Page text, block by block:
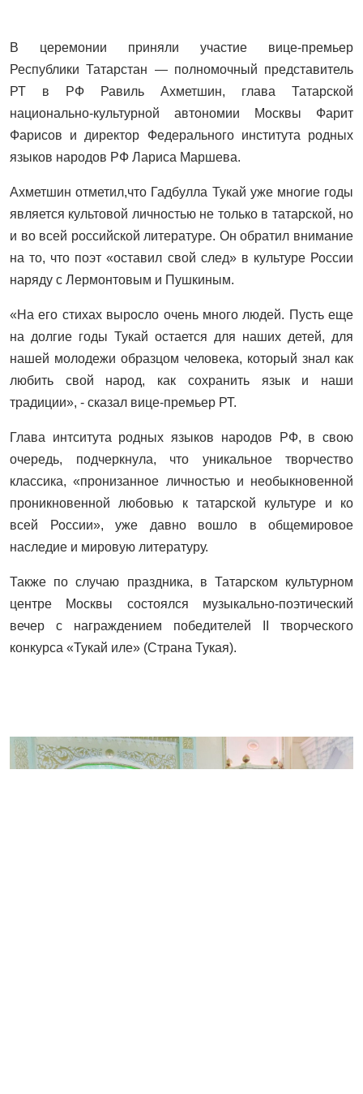
В церемонии приняли участие вице-премьер
Республики Татарстан — полномочный представитель
РТ в РФ Равиль Ахметшин, глава Татарской
национально-культурной автономии Москвы Фарит
Фарисов и директор Федерального института родных
языков народов РФ Лариса Маршева.
Ахметшин отметил,что Гадбулла Тукай уже многие годы
является культовой личностью не только в татарской, но
и во всей российской литературе. Он обратил внимание
на то, что поэт «оставил свой след» в культуре России
наряду с Лермонтовым и Пушкиным.
«На его стихах выросло очень много людей. Пусть еще
на долгие годы Тукай остается для наших детей, для
нашей молодежи образцом человека, который знал как
любить свой народ, как сохранить язык и наши
традиции», - сказал вице-премьер РТ.
Глава интситута родных языков народов РФ, в свою
очередь, подчеркнула, что уникальное творчество
классика, «пронизанное личностью и необыкновенной
проникновенной любовью к татарской культуре и ко
всей России», уже давно вошло в общемировое
наследие и мировую литературу.
Также по случаю праздника, в Татарском культурном
центре Москвы состоялся музыкально-поэтический
вечер с награждением победителей II творческого
конкурса «Тукай иле» (Страна Тукая).